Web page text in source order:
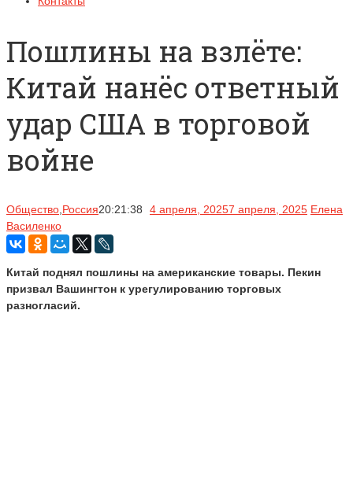
Пошлины на взлёте:
Китай нанёс ответный
удар США в торговой
войне
Общество Россия20:21:38 4 апреля, 20257 апреля, 2025 Елена
Василенко
Китай поднял пошлины на американские товары. Пекин
призвал Вашингтон к урегулированию торговых
разногласий.